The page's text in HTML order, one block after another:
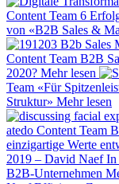
Content Team 6
von «B2B Sales &
Content Team B2B
2020? Mehr lesen
Team «Für
Struktur» Mehr lesen
atedo Content Team
einzigartige Werte
2019 – David Naef In
B2B-Unternehmen